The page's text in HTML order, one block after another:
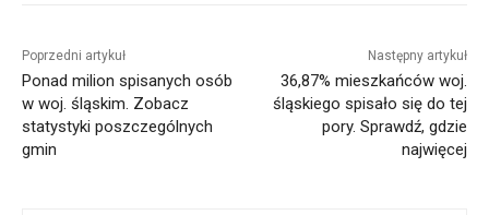
Poprzedni artykuł
Ponad milion spisanych osób
w woj. śląskim. Zobacz
statystyki poszczególnych
gmin
Następny artykuł
36,87% mieszkańców woj.
śląskiego spisało się do tej
pory. Sprawdź, gdzie
najwięcej